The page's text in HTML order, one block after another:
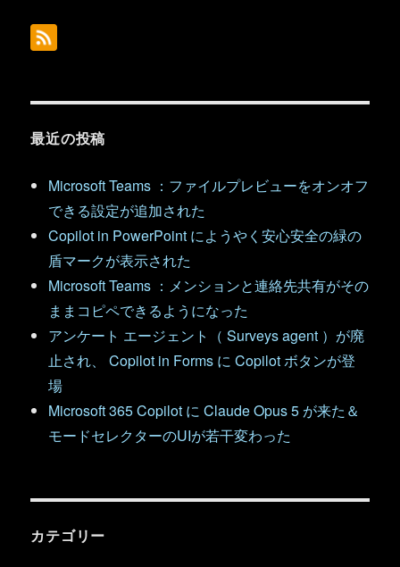
最近の投稿
Microsoft Teams ：ファイルプレビューをオンオフ
できる設定が追加された
Copilot in PowerPoint にようやく安心安全の緑の
盾マークが表示された
Microsoft Teams ：メンションと連絡先共有がその
ままコピペできるようになった
アンケート エージェント（ Surveys agent ）が廃
止され、 Copilot in Forms に Copilot ボタンが登
場
Microsoft 365 Copilot に Claude Opus 5 が来た＆
モードセレクターのUIが若干変わった
カテゴリー